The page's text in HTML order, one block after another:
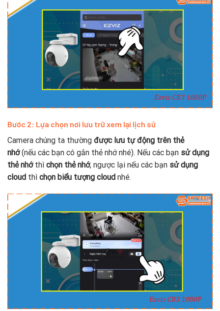
Bước 2: Lựa chọn nơi lưu trữ xem lại lịch sử
Camera chúng ta thường được lưu tự động trên thẻ
nhớ(nếu các bạn có gắn thẻ nhớ nhé). Nếu các bạn sử dụng
thẻ nhớthì chọn thẻ nhớ, ngược lại nếu các bạn sử dụng
cloud thì chọn biểu tượng cloud nhé.